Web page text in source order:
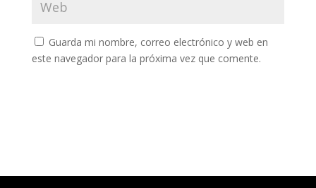
Guarda mi nombre, correo electrónico y web en
este navegador para la próxima vez que comente.